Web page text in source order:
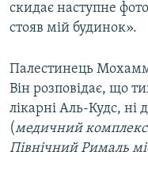
скидає наступне
стояв мій будинок».
Палестинець
Він розповідає, що
лікарні Аль-Кудс, ні
(медичний комплекс
Північний Рималь